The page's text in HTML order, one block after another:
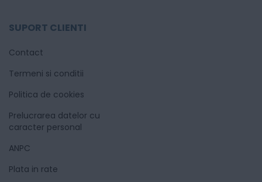
SUPORT CLIENTI
Contact
Termeni si conditii
Politica de cookies
Prelucrarea datelor cu
caracter personal
ANPC
Plata in rate